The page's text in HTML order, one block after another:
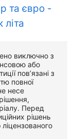
та євро -
літа
виключно з
або
пов’язані з
повної
несе
Перед
рішень